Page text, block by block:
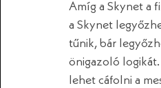
Amíg a Skynet a
a Skynet
tűnik, bár
önigazoló
lehet cáfolni a